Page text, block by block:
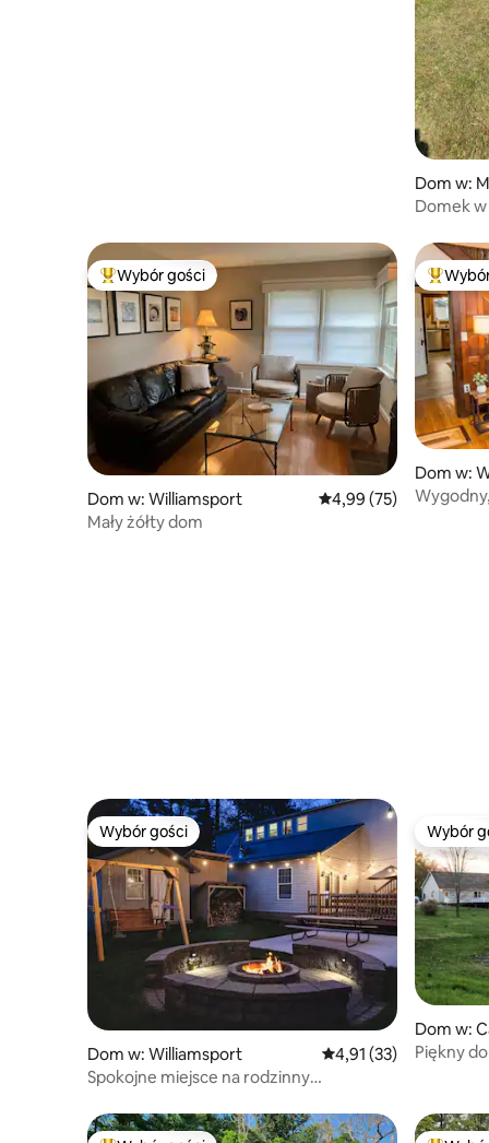
Dom w:
Domek
Najpopularniejsze z kategorii Wybór gości
Wybór gości
Dom w: Williamsport Średnia ocena: 4,99
4,99 (75)
Mały żółty dom
Dom w:
Wybór gości
Wybór gości
Dom w: Williamsport Średnia ocena: 4,91
4,91 (33)
Spokojne miejsce na rodzinny
Wybór
Wybór
Dom w:
Piękny